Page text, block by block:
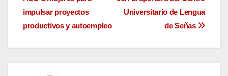
de
entradas
Universitario de Lengua
de Señas
impulsar proyectos
productivos y autoempleo